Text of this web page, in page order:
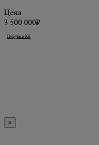
Цена
3 500 000₽
Получить КП
×